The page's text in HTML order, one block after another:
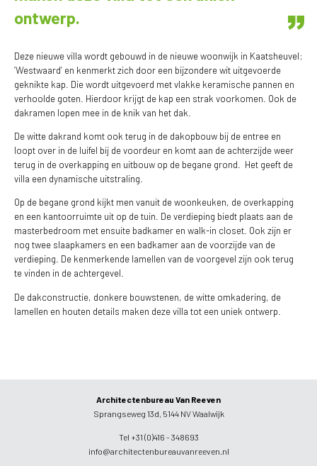
ontwerp.
Deze nieuwe villa wordt gebouwd in de nieuwe woonwijk in Kaatsheuvel;
‘Westwaard’ en kenmerkt zich door een bijzondere wit uitgevoerde
geknikte kap. Die wordt uitgevoerd met vlakke keramische pannen en
verhoolde goten. Hierdoor krijgt de kap een strak voorkomen. Ook de
dakramen lopen mee in de knik van het dak.
De witte dakrand komt ook terug in de dakopbouw bij de entree en
loopt over in de luifel bij de voordeur en komt aan de achterzijde weer
terug in de overkapping en uitbouw op de begane grond. Het geeft de
villa een dynamische uitstraling.
Op de begane grond kijkt men vanuit de woonkeuken, de overkapping
en een kantoorruimte uit op de tuin. De verdieping biedt plaats aan de
masterbedroom met ensuite badkamer en walk-in closet. Ook zijn er
nog twee slaapkamers en een badkamer aan de voorzijde van de
verdieping. De kenmerkende lamellen van de voorgevel zijn ook terug
te vinden in de achtergevel.
De dakconstructie, donkere bouwstenen, de witte omkadering, de
lamellen en houten details maken deze villa tot een uniek ontwerp.
Architectenbureau Van Reeven
Sprangseweg 13d, 5144 NV Waalwijk
Tel +31 (0)416 - 348693
info@architectenbureauvanreeven.nl